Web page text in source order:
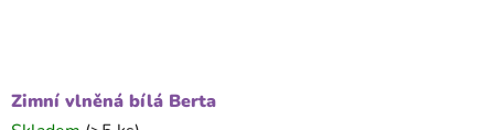
Zimní vlněná bílá Berta